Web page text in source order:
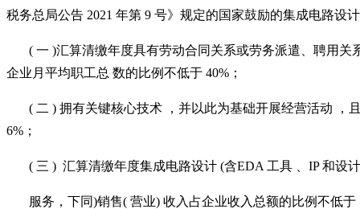
税务总局公告 2021 年第 9 号》规定的国家鼓励的集成电路设
( 一 )汇算清缴年度具有劳动合同关系或劳务派遣、聘用
企业月平均职工总 数的比例不低于 40%；
( 二 ) 拥有关键核心技术 ，并以此为基础开展经营活动
6%；
( 三 ) 汇算清缴年度集成电路设计 (含EDA 工具 、IP 和设计
服务，下同)销售( 营业) 收入占企业收入总额的比例不低